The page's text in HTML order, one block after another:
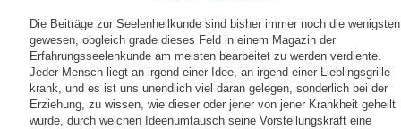
Die Beiträge zur Seelenheilkunde sind bisher immer noch die wenigsten
gewesen, obgleich grade dieses Feld in einem Magazin der
Erfahrungsseelenkunde am meisten bearbeitet zu werden verdiente.
Jeder Mensch liegt an irgend einer Idee, an irgend einer Lieblingsgrille
krank, und es ist uns unendlich viel daran gelegen, sonderlich bei der
Erziehung, zu wissen, wie dieser oder jener von jener Krankheit geheilt
wurde, durch welchen Ideenumtausch seine Vorstellungskraft eine